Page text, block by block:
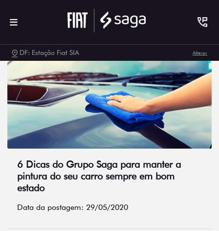
DF: Estação Fiat SIA Alterar
6 Dicas do Grupo Saga para manter a
pintura do seu carro sempre em bom
estado
Data da postagem: 29/05/2020